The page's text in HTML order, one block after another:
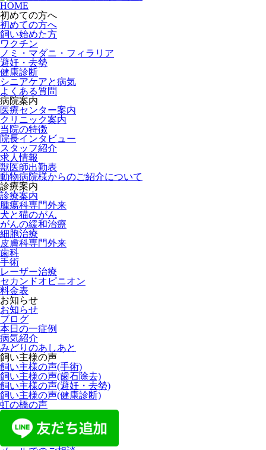
HOME
初めての方へ
初めての方へ
飼い始めた方
ワクチン
ノミ・マダニ・フィラリア
避妊・去勢
健康診断
シニアケアと病気
よくある質問
病院案内
医療センター案内
クリニック案内
当院の特徴
院長インタビュー
スタッフ紹介
求人情報
獣医師出勤表
動物病院様からのご紹介について
診療案内
診療案内
腫瘍科専門外来
犬と猫のがん
がんの緩和治療
細胞治療
皮膚科専門外来
歯科
手術
レーザー治療
セカンドオピニオン
料金表
お知らせ
お知らせ
ブログ
本日の一症例
病気紹介
みどりのあしあと
飼い主様の声
飼い主様の声(手術)
飼い主様の声(歯石除去)
飼い主様の声(避妊・去勢)
飼い主様の声(健康診断)
虹の橋の声